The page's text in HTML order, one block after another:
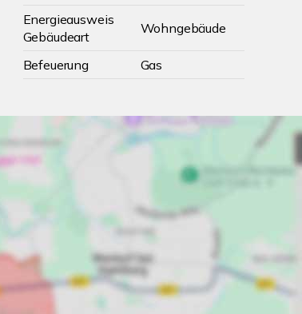
Energieausweis
Gebäudeart
Wohngebäude
Befeuerung Gas